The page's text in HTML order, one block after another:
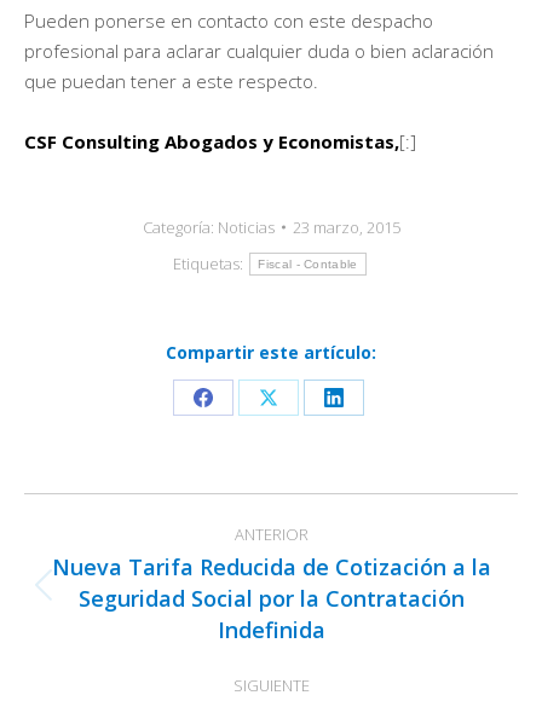
Pueden ponerse en contacto con este despacho
profesional para aclarar cualquier duda o bien aclaración
que puedan tener a este respecto.
CSF Consulting Abogados y Economistas,[:]
Categoría: Noticias
23 marzo, 2015
Etiquetas:
Fiscal - Contable
Compartir este artículo:
Share
Facebook
Share
X
Share
LinkedIn
entre
publicaciones
ANTERIOR
Publicación
anterior:
Nueva Tarifa Reducida de Cotización a la
Seguridad Social por la Contratación
Indefinida
SIGUIENTE